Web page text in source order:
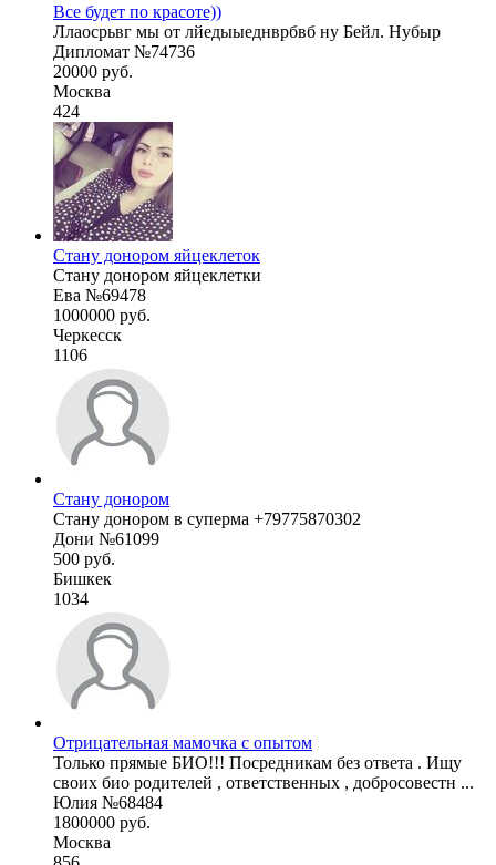
Все будет по красоте))
Ллаосрьвг мы от лйедыыеднврбвб ну Бейл. Нубыр
Дипломат №74736
20000 руб.
Москва
424
Стану донором яйцеклеток
Стану донором яйцеклетки
Ева №69478
1000000 руб.
Черкесск
1106
Стану донором
Стану донором в суперма +79775870302
Дони №61099
500 руб.
Бишкек
1034
Отрицательная мамочка с опытом
Только прямые БИО!!! Посредникам без ответа . Ищу
своих био родителей , ответственных , добросовестн ...
Юлия №68484
1800000 руб.
Москва